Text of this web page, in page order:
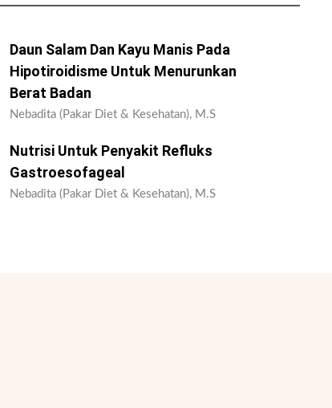
Daun Salam Dan Kayu Manis Pada
Hipotiroidisme Untuk Menurunkan
Berat Badan
Nebadita (Pakar Diet & Kesehatan), M.S
Nutrisi Untuk Penyakit Refluks
Gastroesofageal
Nebadita (Pakar Diet & Kesehatan), M.S